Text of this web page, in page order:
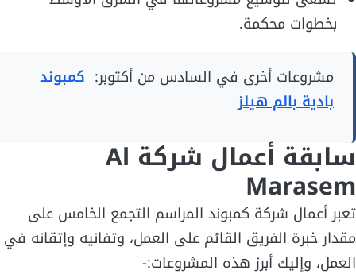
بخطوات محكمة.
مشروعات أخرى في السادس من أكتوبر: كمبوند
بادية بالم هيلز
سابقة أعمال شركة Al
Marasem
تعبر أعمال شركة كمبوند المراسم التجمع الخامس على
مقدار خبرة الفريق القائم على العمل، وتفانيه وإتقانه في
العمل، وإليك أبرز هذه المشروعات:-